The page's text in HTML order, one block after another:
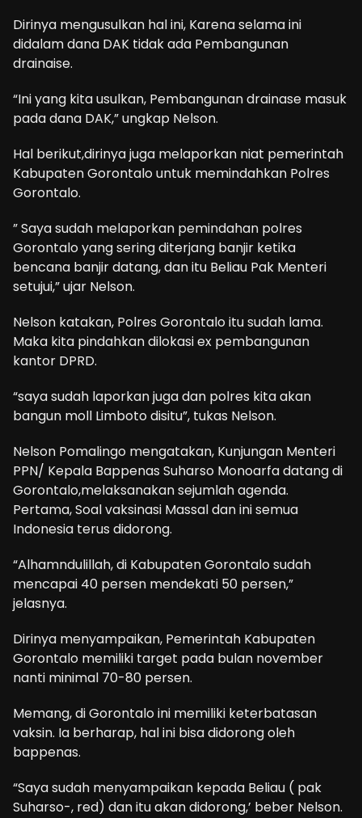
Dirinya mengusulkan hal ini, Karena selama ini
didalam dana DAK tidak ada Pembangunan
drainaise.
“Ini yang kita usulkan, Pembangunan drainase masuk
pada dana DAK,” ungkap Nelson.
Hal berikut,dirinya juga melaporkan niat pemerintah
Kabupaten Gorontalo untuk memindahkan Polres
Gorontalo.
” Saya sudah melaporkan pemindahan polres
Gorontalo yang sering diterjang banjir ketika
bencana banjir datang, dan itu Beliau Pak Menteri
setujui,” ujar Nelson.
Nelson katakan, Polres Gorontalo itu sudah lama.
Maka kita pindahkan dilokasi ex pembangunan
kantor DPRD.
“saya sudah laporkan juga dan polres kita akan
bangun moll Limboto disitu”, tukas Nelson.
Nelson Pomalingo mengatakan, Kunjungan Menteri
PPN/ Kepala Bappenas Suharso Monoarfa datang di
Gorontalo,melaksanakan sejumlah agenda.
Pertama, Soal vaksinasi Massal dan ini semua
Indonesia terus didorong.
“Alhamndulillah, di Kabupaten Gorontalo sudah
mencapai 40 persen mendekati 50 persen,”
jelasnya.
Dirinya menyampaikan, Pemerintah Kabupaten
Gorontalo memiliki target pada bulan november
nanti minimal 70-80 persen.
Memang, di Gorontalo ini memiliki keterbatasan
vaksin. Ia berharap, hal ini bisa didorong oleh
bappenas.
“Saya sudah menyampaikan kepada Beliau ( pak
Suharso-, red) dan itu akan didorong,’ beber Nelson.